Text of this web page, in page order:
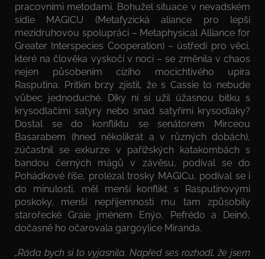
pracovními metodami. Bohužel situace v nevadském
sídle MAGICU (Metafyzická aliance pro lepší
mezidruhovou spolupráci – Metaphysical Alliance for
Greater Interspecies Cooperation) – ústředí pro věci,
které na člověka vyskočí v noci – se změnila v chaos
nejen působením cizího mocichtivého upíra
Rasputina. Pritkin brzy zjistil, že s Cassie to nebude
vůbec jednoduché. Díky ní si užil úžasnou bitku s
krysodlačími satyry nebo snad satyřími krysodlaky?
Dostal se do konfliktu se senátorem Mirceou
Basarabem (hned několikrát a v různých dobách),
zúčastnil se exkurze v pařížských katakombách s
bandou černých mágů v závěsu, podíval se do
Pohádkové říše, prolézal trosky MAGICu, podíval se i
do minulosti, měl menší konflikt s Rasputinovými
poskoky, menší nepříjemnosti mu tam způsobily
starořecké Graie jménem Enýo, Pefrédo a Deinó,
dočasně ho očarovala gargoylice Miranda.
„Ráda bych si to vyjasnila. Napřed ses rozhodl, že jsem